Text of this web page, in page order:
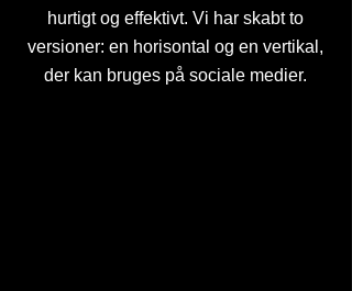
hurtigt og effektivt. Vi har skabt to
versioner: en horisontal og en vertikal,
der kan bruges på sociale medier.